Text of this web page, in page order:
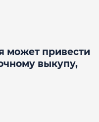
может привести
выкупу,